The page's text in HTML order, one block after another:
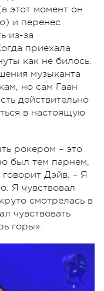
этот момент он
и перенес
из-за
приехала
как не билось.
музыканта
но сам Гаан
действительно
в настоящую
рокером – это
был тем парнем,
Дэйв. – Я
Я чувствовал
смотрелась в
чувствовать
горы».